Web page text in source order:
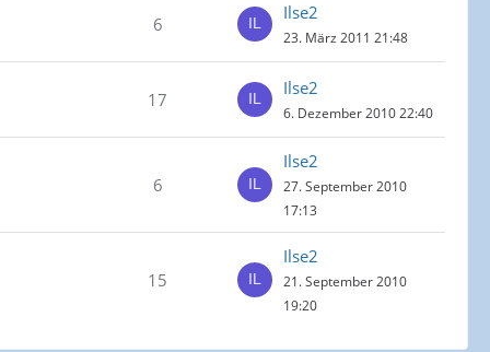
6
Ilse2
23. März 2011 21:48
17
Ilse2
6. Dezember 2010 22:40
6
Ilse2
27. September 2010
17:13
15
Ilse2
21. September 2010
19:20